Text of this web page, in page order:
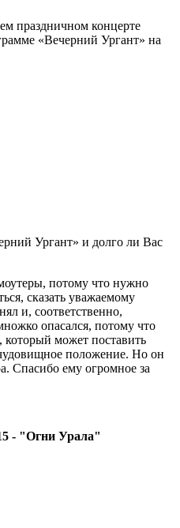
праздничном концерте
«Вечерний Ургант» на
Ургант» и долго ли Вас
потому что нужно
сказать уважаемому
и, соответственно,
опасался, потому что
может поставить
положение. Но он
Спасибо ему огромное за
- "Огни Урала"